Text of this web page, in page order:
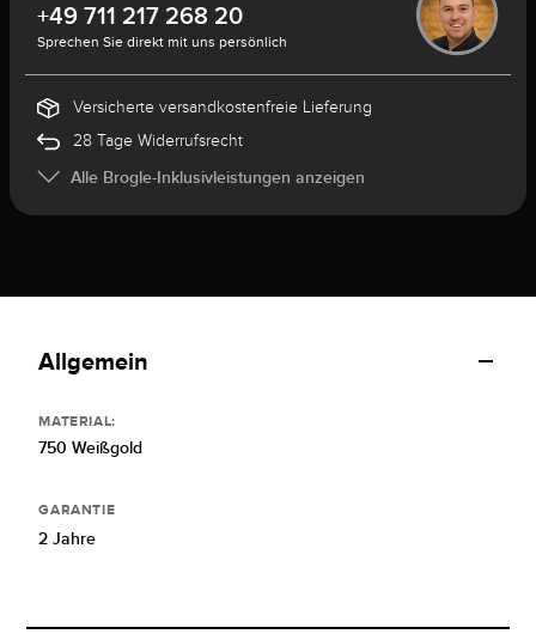
+49 711 217 268 20
Sprechen Sie direkt mit uns persönlich
Versicherte versandkostenfreie Lieferung
28 Tage Widerrufsrecht
Alle Brogle-Inklusivleistungen anzeigen
Allgemein
MATERIAL:
750 Weißgold
GARANTIE
2 Jahre